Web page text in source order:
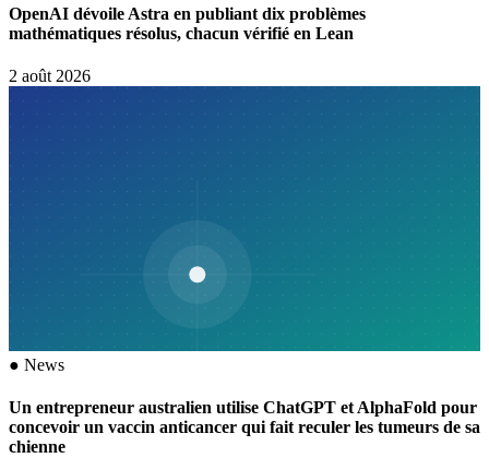
OpenAI dévoile Astra en publiant dix problèmes
mathématiques résolus, chacun vérifié en Lean
2 août 2026
● News
Un entrepreneur australien utilise ChatGPT et AlphaFold pour
concevoir un vaccin anticancer qui fait reculer les tumeurs de sa
chienne